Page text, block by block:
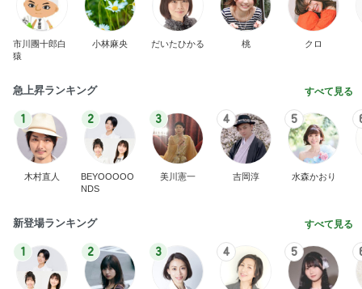
市川團十郎白
猿
小林麻央 だいたひかる 桃 クロ
急上昇ランキング すべて見る
1
木村直人
2
BEYOOOOO
NDS
3
美川憲一
4
吉岡淳
5
水森かおり
新登場ランキング すべて見る
1 2 3 4 5